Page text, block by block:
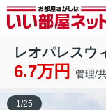
レオパレスウ
6.7万円 管理/
1/25